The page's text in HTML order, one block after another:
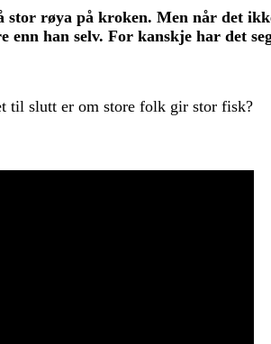
røya på kroken. Men når det
han selv. For kanskje har det
til slutt er om store folk gir stor fisk?